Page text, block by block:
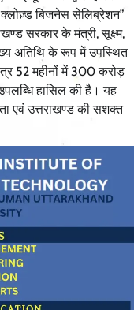
बिजनेस सेलिब्रेशन”
सरकार के मंत्री, सूक्ष्म,
अतिथि के रूप में उपस्थित
52 महीनों में 300 करोड़
हासिल की है। यह
एवं उत्तराखण्ड की सशक्त